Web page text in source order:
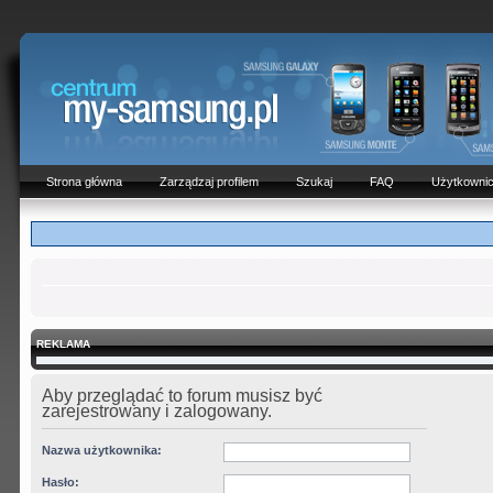
Strona główna Zarządzaj profilem Szukaj FAQ
REKLAMA
Aby przeglądać to forum musisz być
zarejestrowany i zalogowany.
Nazwa użytkownika:
Hasło: